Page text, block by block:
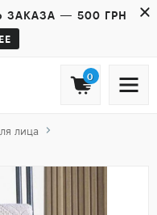
— 500 ГРН
0
лица